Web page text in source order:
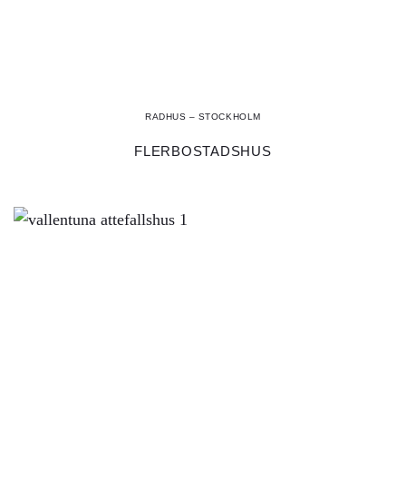
RADHUS – STOCKHOLM
FLERBOSTADSHUS